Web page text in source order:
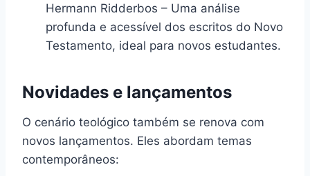
Hermann Ridderbos – Uma análise
profunda e acessível dos escritos do Novo
Testamento, ideal para novos estudantes.
Novidades e lançamentos
O cenário teológico também se renova com
novos lançamentos. Eles abordam temas
contemporâneos: